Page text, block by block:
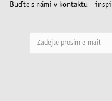
Buďte s námi v kontaktu –